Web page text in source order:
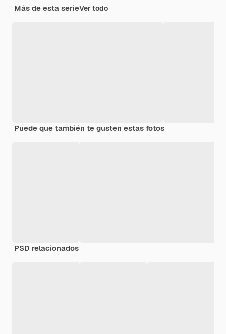
Más de esta serieVer todo
Puede que también te gusten estas fotos
PSD relacionados